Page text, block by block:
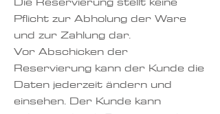
Pflicht zur Abholung der Ware
und zur Zahlung dar.
Vor Abschicken der
Reservierung kann der Kunde die
Daten jederzeit ändern und
einsehen. Der Kunde kann